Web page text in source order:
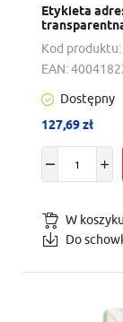
Kod produktu:
Etykieta
EAN:
Dostępny
127,69 zł
W
Do